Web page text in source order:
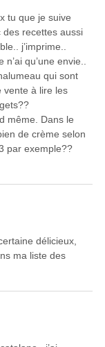
tu que je suive
recettes aussi
j’imprime..
qu’une envie..
qui sont
vente à lire les
même. Dans le
de crème selon
par exemple??
délicieux,
ma liste des